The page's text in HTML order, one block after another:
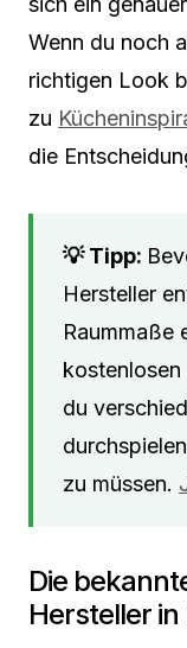
Wenn du noch
richtigen Look
zu
die
Hersteller
Raummaße
du
zu müssen.
Die
Hersteller